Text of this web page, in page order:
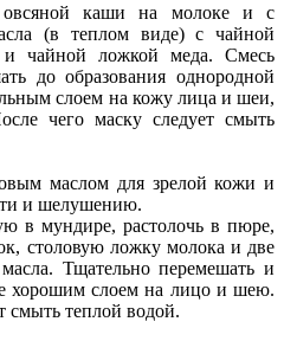
каши на молоке и с
(в теплом виде) с чайной
и чайной ложкой меда. Смесь
до образования однородной
слоем на кожу лица и шеи,
чего маску следует смыть
маслом для зрелой кожи и
и шелушению.
в мундире, растолочь в пюре,
столовую ложку молока и две
Тщательно перемешать и
хорошим слоем на лицо и шею.
смыть теплой водой.